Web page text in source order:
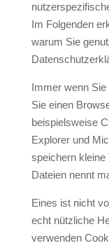
Im Folgenden
warum Sie
Immer wenn
Sie einen
beispielsweise
Explorer und
speichern kleine
Dateien nennt
Eines ist nicht
echt nützliche
verwenden